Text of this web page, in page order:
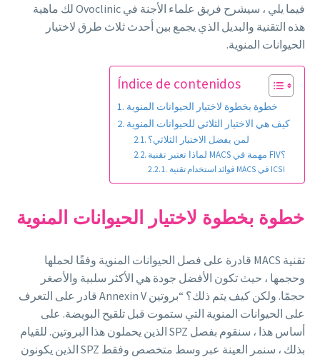
فيما يلي ، سيشرح فريق علماء الأجنة في Ovoclinic لك ماهية
هذه التقنية والبديل الذي يجمع بين أحدث ثلاث طرق لاختيار
الحيوانات المنوية.
Índice de contenidos
خطوة بخطوة لاختيار الحيوانات المنوية
كيف هي الاختيار الثلاثي للحيوانات المنوية
لمن يفضل الاختيار الثلاثي؟
لماذا تعتبر تقنية MACS مهمة في FIV؟
فوائد استخدام تقنية MACS في ICSI
خطوة بخطوة لاختيار الحيوانات المنوية
تقنية MACS قادرة على فصل الحيوانات المنوية وفقًا لحملها
وحجمها ، حيث تكون الأفضل جودة هي الأكثر سلبية والأصغر
حجمًا. ولكن كيف يتم ذلك؟ “بروتين Annexin V قادر على التعرف
على الحيوانات المنوية التي ستموت قبل تلقيح البويضة. على
أساس هذا ، سنقوم بفصل SPZ الذين يحملون هذا البروتين. للقيام
بذلك ، سنمر العينة عبر وسط متخصص وفقط SPZ الذين يكونون